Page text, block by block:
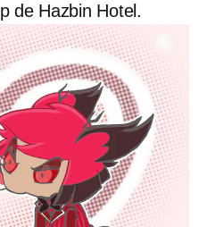
de Hazbin Hotel.